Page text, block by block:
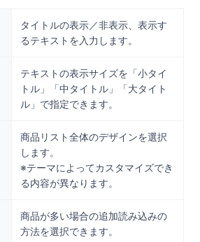
タイトルの表示／非表示、表示す
るテキストを入力します。
テキストの表示サイズを「小タイ
トル」「中タイトル」「大タイト
ル」で指定できます。
商品リスト全体のデザインを選択
します。
※テーマによってカスタマイズでき
る内容が異なります。
商品が多い場合の追加読み込みの
方法を選択できます。